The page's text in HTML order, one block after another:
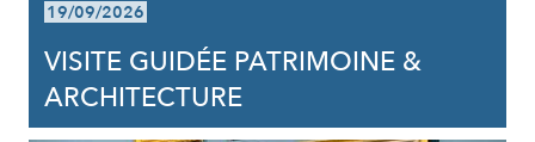
19/09/2026
VISITE GUIDÉE PATRIMOINE &
ARCHITECTURE